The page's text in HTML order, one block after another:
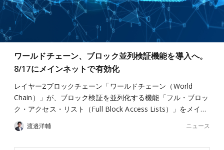
ワールドチェーン、ブロック並列検証機能を導入へ。
8/17にメインネットで有効化
レイヤー2ブロックチェーン「ワールドチェーン（World
Chain）」が、ブロック検証を並列化する機能「フル・ブロッ
ク・アクセス・リスト（Full Block Access Lists）」をメイ…
渡邉洋輔 ニュース